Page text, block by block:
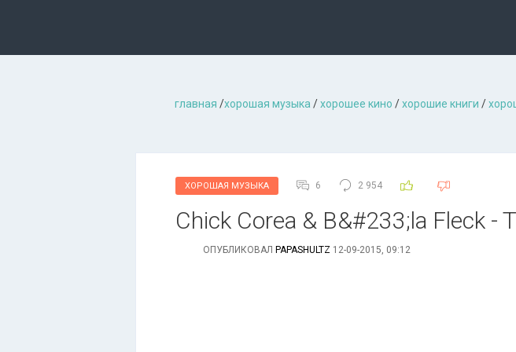
главная /хорошая музыкa /хорошее кино /хорошие книги /
ХОРОШАЯ МУЗЫКА 6 2 954
Chick Corea & B&#233;la Fleck -
ОПУБЛИКОВАЛ PAPASHULTZ 12-09-2015, 09:12